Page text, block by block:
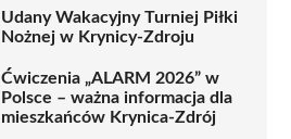
Udany Wakacyjny Turniej Piłki
Nożnej w Krynicy-Zdroju
Ćwiczenia „ALARM 2026” w
Polsce – ważna informacja dla
mieszkańców Krynica-Zdrój